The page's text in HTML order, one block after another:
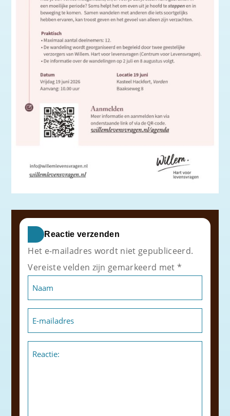
Reactie verzenden
Het e-mailadres wordt niet gepubliceerd.
Vereiste velden zijn gemarkeerd met *